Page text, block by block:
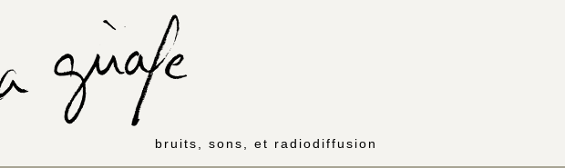
bruits, sons, et radiodiffusion